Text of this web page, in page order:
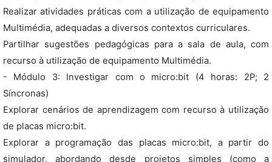
Realizar atividades práticas com a utilização de equipamento
Multimédia, adequadas a diversos contextos curriculares.
Partilhar sugestões pedagógicas para a sala de aula, com
recurso à utilização de equipamento Multimédia.
- Módulo 3: Investigar com o micro:bit (4 horas: 2P; 2
Síncronas)
Explorar cenários de aprendizagem com recurso à utilização
de placas micro:bit.
Explorar a programação das placas micro:bit, a partir do
simulador, abordando desde projetos simples (como a